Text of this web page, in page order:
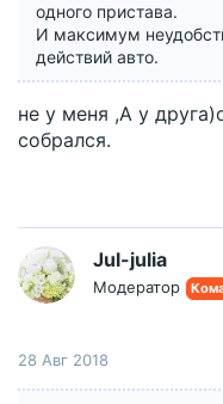
одного пристава.
И максимум
действий авто.
не у меня ,А у
собрался.
Jul-julia
Модератор
28 Авг 2018